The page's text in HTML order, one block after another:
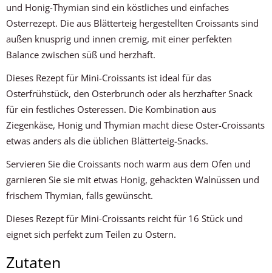
und Honig-Thymian sind ein köstliches und einfaches
Osterrezept. Die aus Blätterteig hergestellten Croissants sind
außen knusprig und innen cremig, mit einer perfekten
Balance zwischen süß und herzhaft.
Dieses Rezept für Mini-Croissants ist ideal für das
Osterfrühstück, den Osterbrunch oder als herzhafter Snack
für ein festliches Osteressen. Die Kombination aus
Ziegenkäse, Honig und Thymian macht diese Oster-Croissants
etwas anders als die üblichen Blätterteig-Snacks.
Servieren Sie die Croissants noch warm aus dem Ofen und
garnieren Sie sie mit etwas Honig, gehackten Walnüssen und
frischem Thymian, falls gewünscht.
Dieses Rezept für Mini-Croissants reicht für 16 Stück und
eignet sich perfekt zum Teilen zu Ostern.
Zutaten